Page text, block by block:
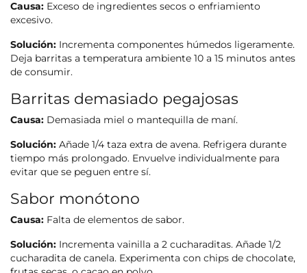
Causa: Exceso de ingredientes secos o enfriamiento
excesivo.
Solución: Incrementa componentes húmedos ligeramente.
Deja barritas a temperatura ambiente 10 a 15 minutos antes
de consumir.
Barritas demasiado pegajosas
Causa: Demasiada miel o mantequilla de maní.
Solución: Añade 1/4 taza extra de avena. Refrigera durante
tiempo más prolongado. Envuelve individualmente para
evitar que se peguen entre sí.
Sabor monótono
Causa: Falta de elementos de sabor.
Solución: Incrementa vainilla a 2 cucharaditas. Añade 1/2
cucharadita de canela. Experimenta con chips de chocolate,